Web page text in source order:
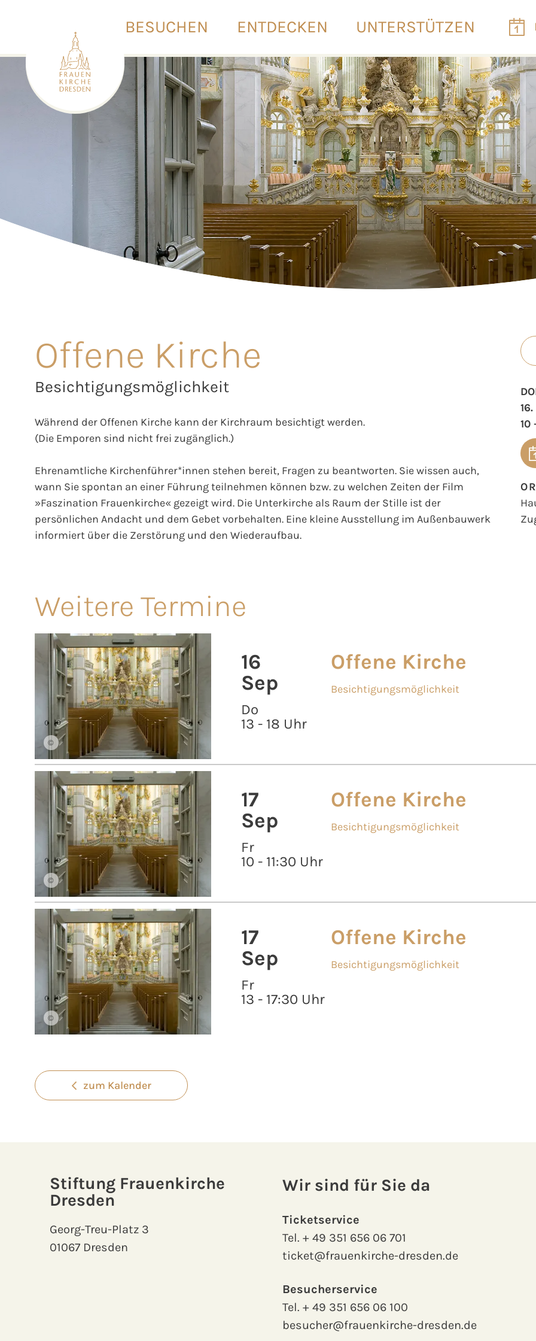
BESUCHEN ENTDECKEN UNTERSTÜTZEN
Offene Kirche
Besichtigungsmöglichkeit
Während der Offenen Kirche kann der Kirchraum besichtigt werden.
(Die Emporen sind nicht frei zugänglich.)
Ehrenamtliche Kirchenführer*innen stehen bereit, Fragen zu beantworten. Sie wissen auch,
wann Sie spontan an einer Führung teilnehmen können bzw. zu welchen Zeiten der Film
»Faszination Frauenkirche« gezeigt wird. Die Unterkirche als Raum der Stille ist der
persönlichen Andacht und dem Gebet vorbehalten. Eine kleine Ausstellung im Außenbauwerk
informiert über die Zerstörung und den Wiederaufbau.
10
Weitere Termine
©
16
Sep
Do
13 - 18 Uhr
Offene Kirche
Besichtigungsmöglichkeit
©
17
Sep
Fr
10 - 11:30 Uhr
Offene Kirche
Besichtigungsmöglichkeit
©
17
Sep
Fr
13 - 17:30 Uhr
Offene Kirche
Besichtigungsmöglichkeit
zum Kalender
Stiftung Frauenkirche
Dresden
Georg-Treu-Platz 3
01067 Dresden
Wir sind für Sie da
Ticketservice
Tel.+ 49 351 656 06 701
ticket@frauenkirche-dresden.de
Besucherservice
Tel.+ 49 351 656 06 100
besucher@frauenkirche-dresden.de